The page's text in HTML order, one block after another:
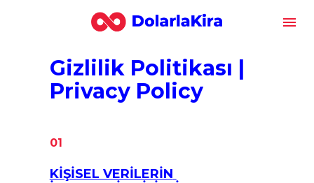
Gizlilik Politikası |
Privacy Policy
01
KİŞİSEL VERİLERİN